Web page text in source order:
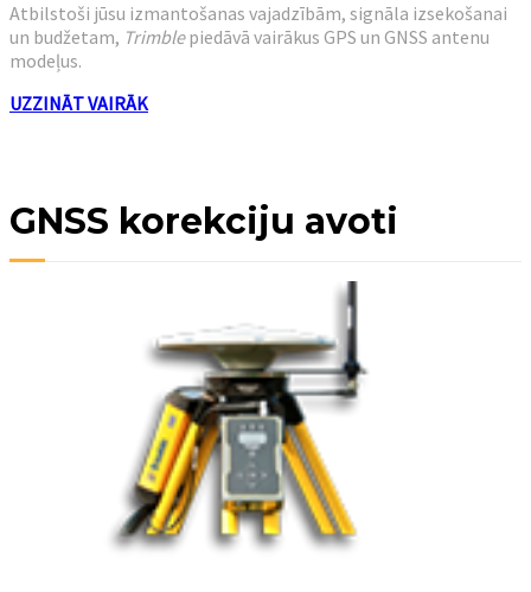
Atbilstoši jūsu izmantošanas vajadzībām, signāla izsekošanai
un budžetam, Trimblepiedāvā vairākus GPS un GNSS antenu
modeļus.
UZZINĀT VAIRĀK
GNSS korekciju avoti